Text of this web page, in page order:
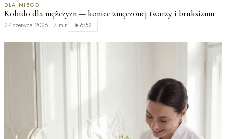
DLA NIEGO
Kobido dla mężczyzn — koniec zmęczonej twarzy i bruksizmu
27 czerwca 2026 · 7 min 6:52